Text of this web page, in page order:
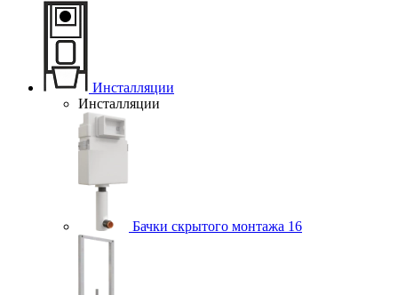
Инсталляции
Инсталляции
Бачки скрытого монтажа 16